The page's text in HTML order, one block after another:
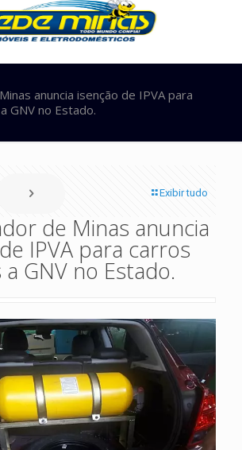
anuncia isenção de IPVA para
GNV no Estado.
Exibir tudo
de Minas anuncia
IPVA para carros
GNV no Estado.